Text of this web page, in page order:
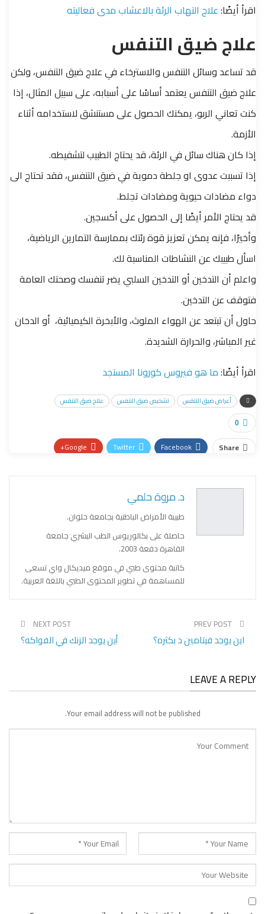
اقرأ أيضًا:علاج التهاب الرئة بالاعشاب مدى فعاليته
علاج ضيق التنفس
قد تساعد وسائل التنفس والاسترخاء في علاج ضيق التنفس، ولكن
علاج ضيق التنفس يعتمد أساسًا على أسبابه، على سبيل المثال، إذا
كنت تعاني الربو، يمكنك الحصول على مستنشق لاستخدامه أثناء
الأزمة.
إذا كان هناك سائل في الرئة، قد يحتاج الطبيب لتشفيطه.
إذا تسببت عدوى او جلطة دموية في ضيق التنفس، فقد تحتاج الى
دواء مضادات حيوية ومضادات تجلط.
قد يحتاج الأمر أيضًا إلى الحصول على أكسجين.
وأخيرًا، فإنه يمكن تعزيز قوة رئتك بممارسة التمارين الرياضية،
اسأل طبيبك عن النشاطات المناسبة لك.
واعلم أن التدخين أو التدخين السلبي يضر تنفسك وصحتك العامة
فتوقف عن التدخين.
حاول أن تبتعد عن الهواء الملوث، والأبخرة الكيميائية، أو الدخان
غير المباشر، والحرارة الشديدة.
اقرأ أيضًا:ما هو فيروس كورونا المستجد
أعراض ضيق التنفس تشخيص ضيق التنفس علاج ضيق التنفس
0
Share
Facebook
Twitter
Google+
Email
د. مروة حلمي
طبيبة الأمراض الباطنية بجامعة حلوان.
حاصلة على بكالوريوس الطب البشري جامعة
القاهرة دفعة 2003.
كاتبة محتوى طبي في موقع ميديكال واي تسعى
للمساهمة في تطوير المحتوى الطبي باللغة العربية.
اين يوجد فيتامين د بكثره؟
NEXT POST
أين يوجد الزنك في الفواكه؟
LEAVE A REPLY
Your email address will not be published.